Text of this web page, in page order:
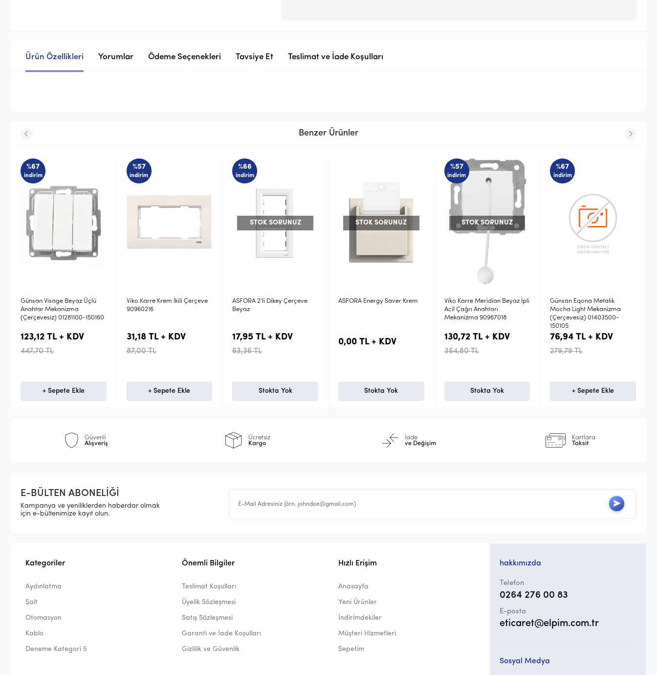
Ürün Özellikleri Yorumlar Ödeme Seçenekleri Tavsiye Et Teslimat ve İade Koşulları
Benzer Ürünler
Üçlü
150160
Viko Karre Krem İkili Çerçeve
90960216
31,18 TL + KDV
87,00 TL
+ Sepete Ekle
ASFORA 2'li Dikey Çerçeve
17,95 TL + KDV
Stokta Yok
STOK SORUNUZ
ASFORA Energy Saver Krem
0,00 TL + KDV
Stokta Yok
STOK SORUNUZ
Viko Karre Meridian Beyaz İpli
130,72 TL + KDV
Stokta Yok
%67
Günsan Eqona Metalik
Mocha Light Mekanizma
(Çerçevesiz) 01403500-
76,94 TL + KDV
279,79 TL
+ Sepete Ekle
Günsan Eqona Metalik Bej
Topraklı Priz Mekanizma
(Çerçevesiz) 01402500-
87,24 TL + KDV
317,23 TL
+ Sepete Ekle
Güvenli
Alışveriş
Ücretsiz
Kargo
İade
ve Değişim
Kartlara
Taksit
E-BÜLTEN ABONELİĞİ
Kampanya ve yeniliklerden haberdar olmak
için e-bültenimize kayıt olun.
Kategoriler
Aydınlatma
Şalt
Otomasyon
Kablo
Deneme Kategori 5
Önemli Bilgiler
Teslimat Koşulları
Üyelik Sözleşmesi
Satış Sözleşmesi
Garanti ve İade Koşulları
Gizlilik ve Güvenlik
Hızlı Erişim
Anasayfa
Yeni Ürünler
İndirimdekiler
Müşteri Hizmetleri
Sepetim
hakkımızda
Telefon
0264 276 00 83
E-posta
eticaret@elpim.com.tr
Sosyal Medya